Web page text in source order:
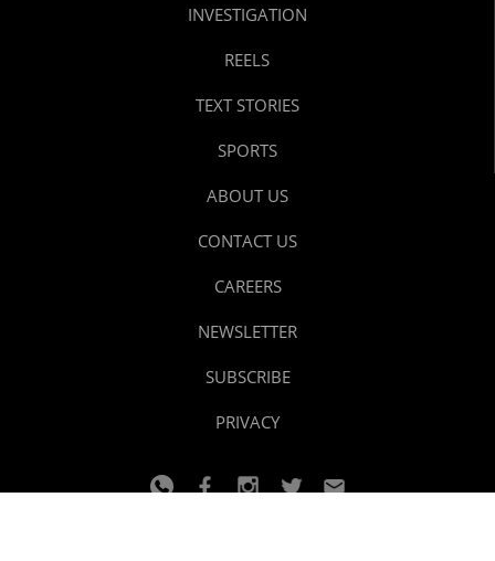
INVESTIGATION
REELS
TEXT STORIES
SPORTS
ABOUT US
CONTACT US
CAREERS
NEWSLETTER
SUBSCRIBE
PRIVACY